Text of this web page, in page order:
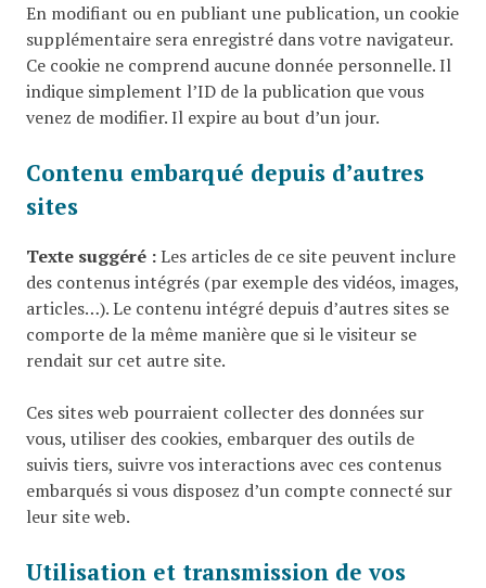
En modifiant ou en publiant une publication, un cookie
supplémentaire sera enregistré dans votre navigateur.
Ce cookie ne comprend aucune donnée personnelle. Il
indique simplement l’ID de la publication que vous
venez de modifier. Il expire au bout d’un jour.
Contenu embarqué depuis d’autres
sites
Texte suggéré :Les articles de ce site peuvent inclure
des contenus intégrés (par exemple des vidéos, images,
articles…). Le contenu intégré depuis d’autres sites se
comporte de la même manière que si le visiteur se
rendait sur cet autre site.
Ces sites web pourraient collecter des données sur
vous, utiliser des cookies, embarquer des outils de
suivis tiers, suivre vos interactions avec ces contenus
embarqués si vous disposez d’un compte connecté sur
leur site web.
Utilisation et transmission de vos